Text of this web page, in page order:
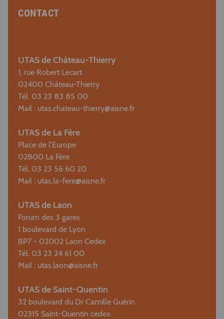
CONTACT
UTAS de Château-Thierry
1, rue Robert Lecart
02400 Château-Thierry
Tél. 03 23 83 85 00
Mail : utas.chateau-thierry@aisne.fr
UTAS de La Fère
Place de l’Europe
02800 La Fère
Tél. 03 23 56 60 20
Mail : utas.la-fere@aisne.fr
UTAS de Laon
Forum des 3 gares
1 boulevard de Lyon
BP7 - 02002 Laon Cedex
Tél. 03 23 24 61 00
Mail : utas.laon@aisne.fr
UTAS de Saint-Quentin
32 boulevard du Dr Camille Guérin
02315 Saint-Quentin cedex.